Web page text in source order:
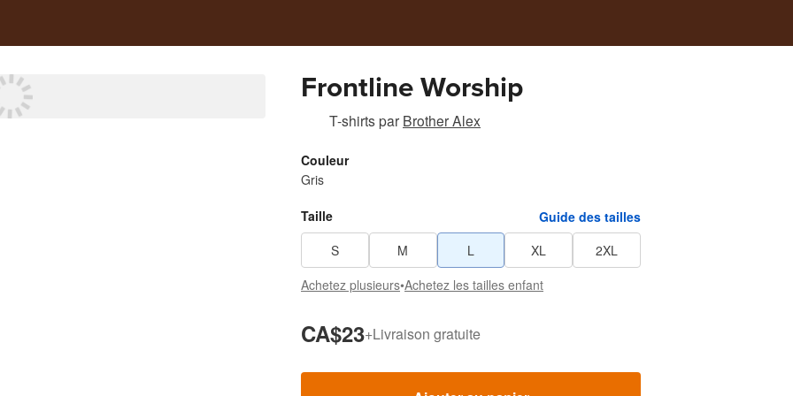
Frontline Worship
T-shirtspar Brother Alex
Couleur
Gris
Taille
Guide des tailles
S
M L XL
2XL
Achetez plusieurs•Achetez les tailles enfant
CA$23+Livraison gratuite